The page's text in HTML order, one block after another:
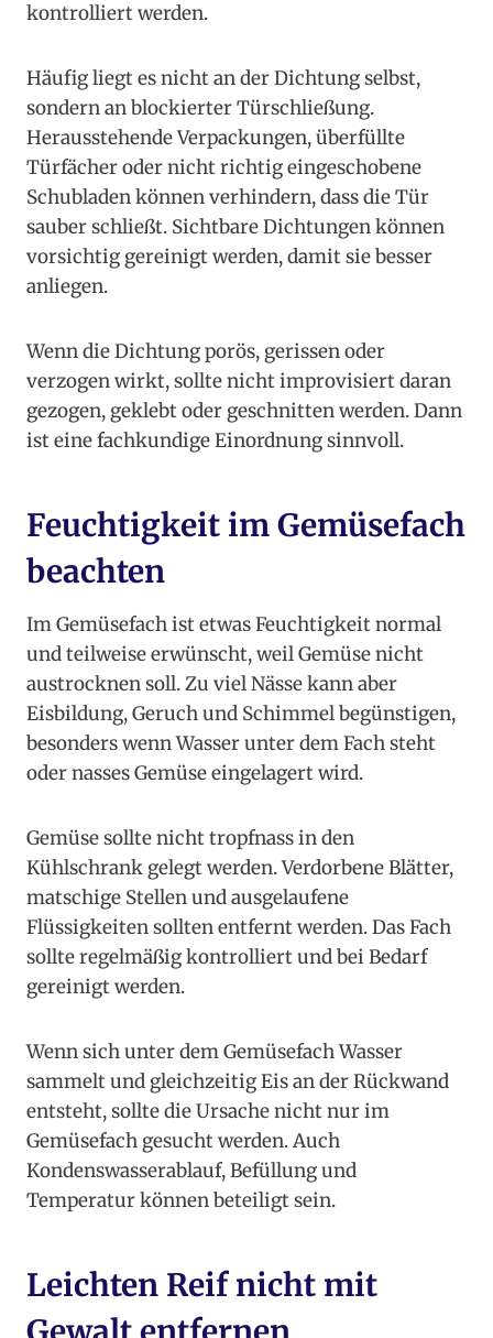
kontrolliert werden.
Häufig liegt es nicht an der Dichtung selbst,
sondern an blockierter Türschließung.
Herausstehende Verpackungen, überfüllte
Türfächer oder nicht richtig eingeschobene
Schubladen können verhindern, dass die Tür
sauber schließt. Sichtbare Dichtungen können
vorsichtig gereinigt werden, damit sie besser
anliegen.
Wenn die Dichtung porös, gerissen oder
verzogen wirkt, sollte nicht improvisiert daran
gezogen, geklebt oder geschnitten werden. Dann
ist eine fachkundige Einordnung sinnvoll.
Feuchtigkeit im Gemüsefach
beachten
Im Gemüsefach ist etwas Feuchtigkeit normal
und teilweise erwünscht, weil Gemüse nicht
austrocknen soll. Zu viel Nässe kann aber
Eisbildung, Geruch und Schimmel begünstigen,
besonders wenn Wasser unter dem Fach steht
oder nasses Gemüse eingelagert wird.
Gemüse sollte nicht tropfnass in den
Kühlschrank gelegt werden. Verdorbene Blätter,
matschige Stellen und ausgelaufene
Flüssigkeiten sollten entfernt werden. Das Fach
sollte regelmäßig kontrolliert und bei Bedarf
gereinigt werden.
Wenn sich unter dem Gemüsefach Wasser
sammelt und gleichzeitig Eis an der Rückwand
entsteht, sollte die Ursache nicht nur im
Gemüsefach gesucht werden. Auch
Kondenswasserablauf, Befüllung und
Temperatur können beteiligt sein.
Leichten Reif nicht mit